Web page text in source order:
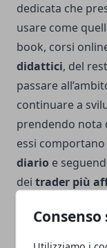
dedicata che
usare come
book, corsi
didattici, del
passare
continuare a
prendendo nota
essi
diario e
dei trader più
ogni caso,